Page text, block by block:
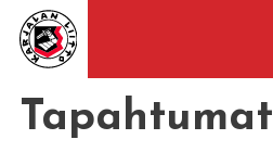
Tapahtumat